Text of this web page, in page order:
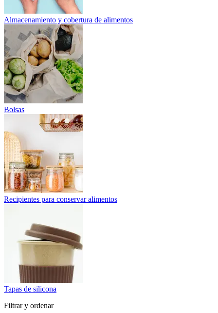
Almacenamiento y cobertura de alimentos
Bolsas
Recipientes para conservar alimentos
Tapas de silicona
Filtrar y ordenar